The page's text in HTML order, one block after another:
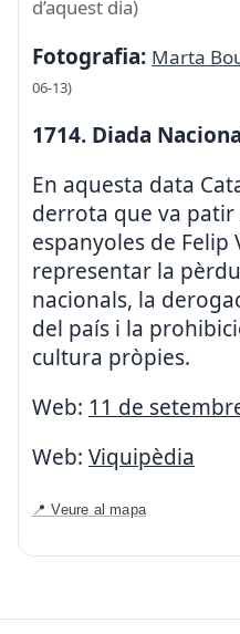
d’aquest dia)
Fotografia: Marta
06-13)
1714. Diada
En aquesta data
derrota que va
espanyoles de Felip
representar la
nacionals, la
del país i la
cultura pròpies.
Web: 11 de
Web: Viquipèdia
📍 Veure al mapa